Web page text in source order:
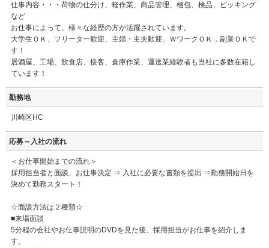
仕事内容・・・荷物の仕分け、軽作業、商品管理、梱包、検品、ピッキング
など
お仕事によって、様々な経歴の方が活躍されています。
大学生ＯＫ、フリーター歓迎、主婦・主夫歓迎、ＷワークＯＫ，副業ＯＫで
す！
居酒屋、工場、飲食店、接客、倉庫作業、運送業経験者も当社に多数在籍し
ています！
勤務地
川崎区HC
応募～入社の流れ
＜お仕事開始までの流れ＞
採用担当者と面談、お仕事決定 ⇒ 入社に必要な書類を提出 ⇒勤務開始日を
決めて勤務スタート！
☆面談方法は２種類☆
■来場面談
5分程の会社やお仕事説明のDVDを見た後、採用担当がお仕事を紹介しま
す。